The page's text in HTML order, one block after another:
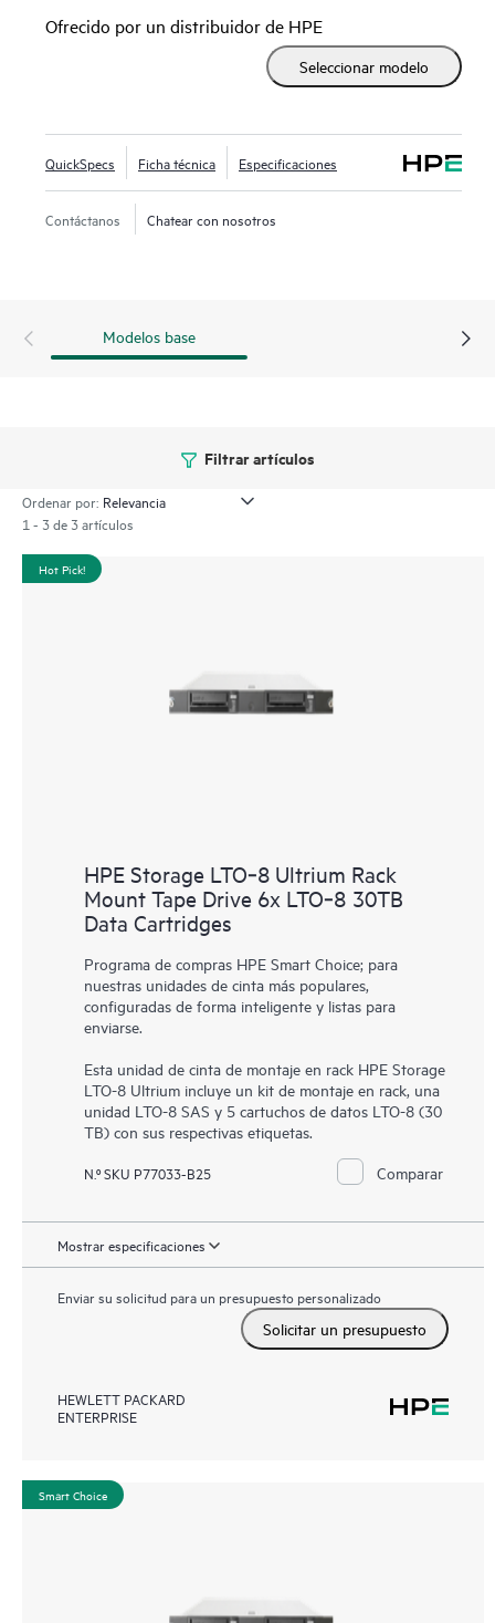
Ofrecido por un distribuidor de HPE
Seleccionar modelo
QuickSpecs Ficha técnica Especificaciones
Contáctanos Chatear con nosotros
Modelos base
Filtrar artículos
Ordenar por:
1 - 3 de 3 artículos
Hot Pick!
HPE Storage LTO‑8 Ultrium Rack
Mount Tape Drive 6x LTO‑8 30TB
Data Cartridges
Programa de compras HPE Smart Choice; para
nuestras unidades de cinta más populares,
configuradas de forma inteligente y listas para
enviarse.
Esta unidad de cinta de montaje en rack HPE Storage
LTO-8 Ultrium incluye un kit de montaje en rack, una
unidad LTO-8 SAS y 5 cartuchos de datos LTO-8 (30
TB) con sus respectivas etiquetas.
N.º SKU P77033-B25 Comparar
Mostrar especificaciones
Enviar su solicitud para un presupuesto personalizado
Solicitar un presupuesto
HEWLETT PACKARD
ENTERPRISE
Smart Choice